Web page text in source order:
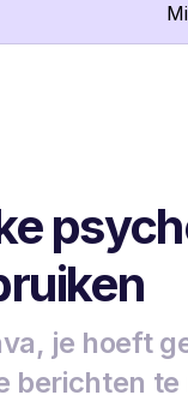
je hoeft
berichten